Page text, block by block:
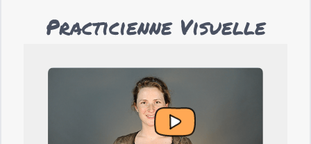
Practicienne Visuelle